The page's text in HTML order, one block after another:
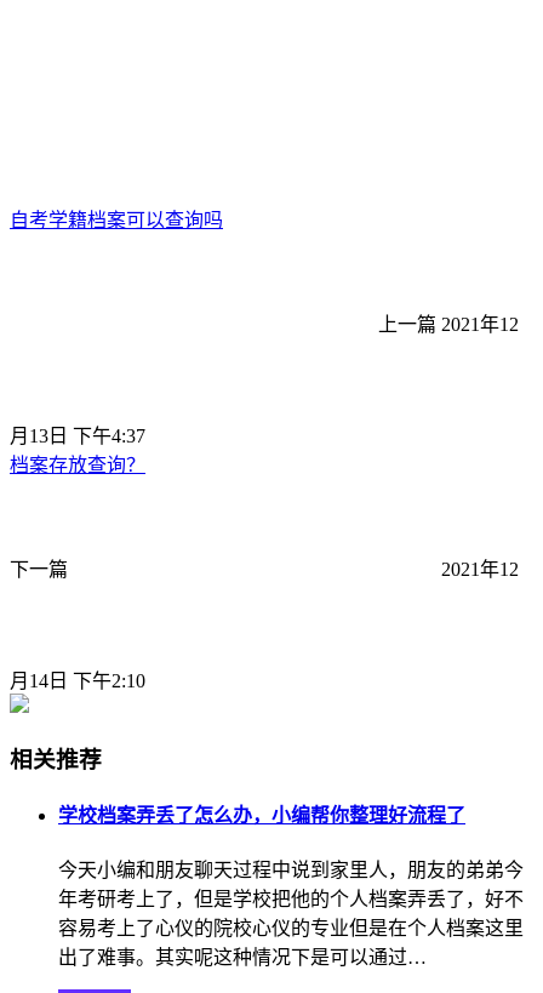
自考学籍档案可以查询吗
上一篇 2021年12
月13日 下午4:37
档案存放查询？
下一篇 2021年12
月14日 下午2:10
相关推荐
学校档案弄丢了怎么办，小编帮你整理好流程了
今天小编和朋友聊天过程中说到家里人，朋友的弟弟今
年考研考上了，但是学校把他的个人档案弄丢了，好不
容易考上了心仪的院校心仪的专业但是在个人档案这里
出了难事。其实呢这种情况下是可以通过…